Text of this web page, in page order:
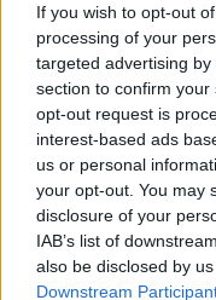
If you wish to opt-out
processing of your
targeted advertising
section to confirm
opt-out request is
interest-based ads
us or personal
your opt-out. You may
disclosure of your
IAB’s list of
also be disclosed by
Downstream
Multiplex 24 zlepší
Východní Čechy se
Reklama
Pracovní nabídky
07.08.2026 -Bosch
48.400 Kč • příspěvek
07.08.2026 -Bosch
48.400 Kč • náborový
okres Jihlava)
06.08.2026 -Bosch